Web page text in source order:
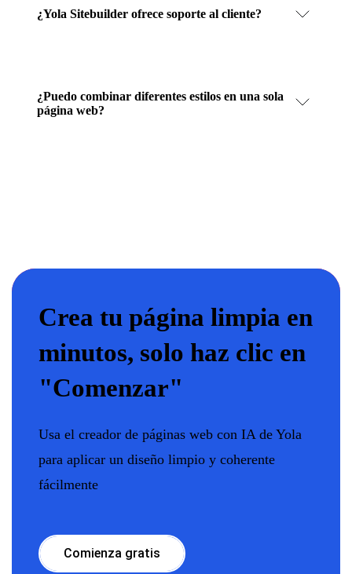
¿Yola Sitebuilder ofrece soporte al cliente?
¿Puedo combinar diferentes estilos en una sola
página web?
Crea tu página limpia en
minutos, solo haz clic en
"Comenzar"
Usa el creador de páginas web con IA de Yola
para aplicar un diseño limpio y coherente
fácilmente
Comienza gratis